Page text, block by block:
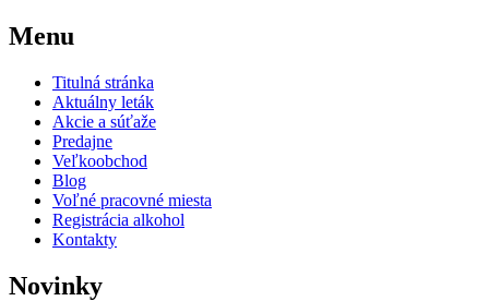
Menu
Titulná stránka
Aktuálny leták
Akcie a súťaže
Predajne
Veľkoobchod
Blog
Voľné pracovné miesta
Registrácia alkohol
Kontakty
Novinky